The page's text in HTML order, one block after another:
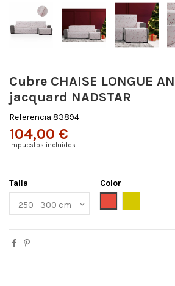
Cubre CHAISE LONGUE
jacquard NADSTAR
Referencia 83894
104,00 €
Impuestos incluidos
Talla
Color